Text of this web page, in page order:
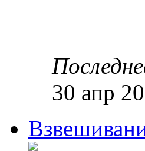
30 апр